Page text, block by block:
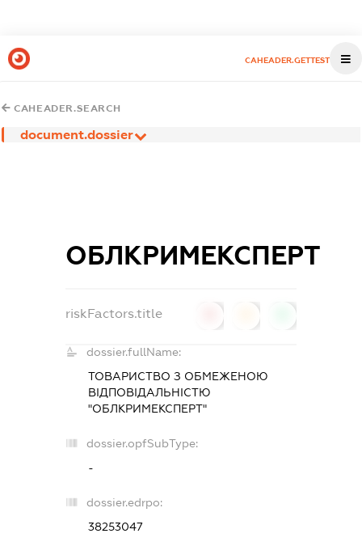
CAHEADER.GETTEST
CAHEADER.SEARCH
document.dossier
ОБЛКРИМЕКСПЕРТ
riskFactors.title
dossier.fullName:
ТОВАРИСТВО З ОБМЕЖЕНОЮ
ВІДПОВІДАЛЬНІСТЮ
"ОБЛКРИМЕКСПЕРТ"
dossier.opfSubType:
-
dossier.edrpo:
38253047